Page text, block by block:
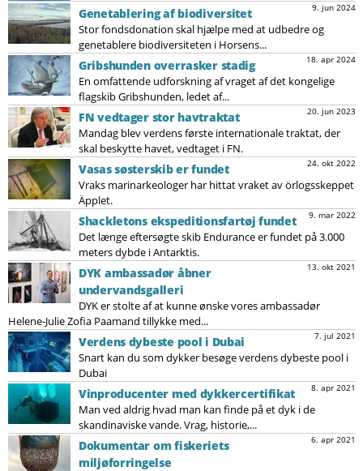
9. jun 2024
Genetablering af biodiversitet
Stor fondsdonation skal hjælpe med at udbedre og
genetablere biodiversiteten i Horsens...
18. apr 2024
Gribshunden overrasker stadig
En omfattende udforskning af vraget af det kongelige
flagskib Gribshunden, ledet af...
20. jun 2023
FN vedtager stor havtraktat
Mandag blev verdens første internationale traktat, der
skal beskytte havet, vedtaget i FN.
24. okt 2022
Vasas søsterskib er fundet
Vraks marinarkeologer har hittat vraket av örlogsskeppet
Äpplet.
9. mar 2022
Shackletons ekspeditionsfartøj fundet
Det længe eftersøgte skib Endurance er fundet på 3.000
meters dybde i Antarktis.
13. okt 2021
DYK ambassadør åbner
undervandsgalleri
DYK er stolte af at kunne ønske vores ambassadør
Helene-Julie Zofia Paamand tillykke med...
7. jul 2021
Verdens dybeste pool i Dubai
Snart kan du som dykker besøge verdens dybeste pool i
Dubai
8. apr 2021
Vinproducenter med dykkercertifikat
Man ved aldrig hvad man kan finde på et dyk i de
skandinaviske vande. Vrag, historie,...
6. apr 2021
Dokumentar om fiskeriets
miljøforringelse